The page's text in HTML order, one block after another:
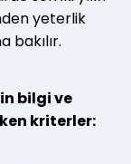
yeterlik
bakılır.
bilgi ve
kriterler: